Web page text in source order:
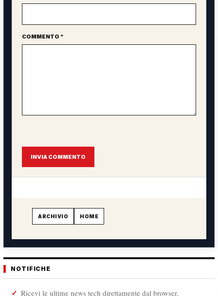
COMMENTO *
INVIA COMMENTO
ARCHIVIO HOME
NOTIFICHE
Ricevi le ultime news tech direttamente dal browser.